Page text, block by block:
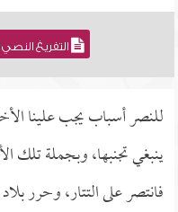
التفريغ
للنصر أسباب يجب علينا
ينبغي تجنبها، وبجملة تلك
فانتصر على التتار، وحرر